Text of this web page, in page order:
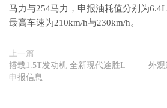
马力与254马力，申报油耗值分别为
最高车速为210km/h与230km/h。
上一篇
搭载1.5T发动机 全新现代途胜L
申报信息
外观